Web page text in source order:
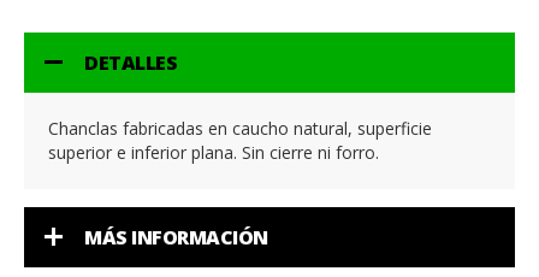
DETALLES
Chanclas fabricadas en caucho natural, superficie
superior e inferior plana. Sin cierre ni forro.
MÁS INFORMACIÓN